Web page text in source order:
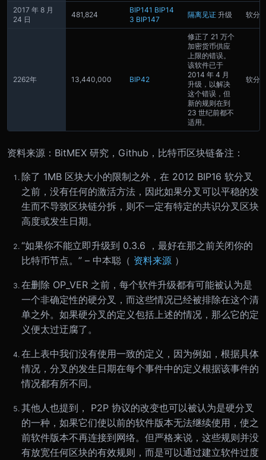
2017 年 8 月
24 日
481,824
BIP141 BIP14
3 BIP147
隔离见证 升级 软分
2262年 13,440,000 BIP42
修正了 21 万个
加密货币供应
上限的错误。
该软件已于
2014 年 4 月
升级，以解决
这个错误，但
新的规则在到
23 世纪前都不
适用。
软分
资料来源：BitMEX 研究，Github，比特币区块链备注：
除了 1MB 区块大小的限制之外，在 2012 BIP16 软分叉
之前，没有任何的激活方法，因此如果分叉可以平稳的发
生而不导致区块链分拆，则不一定有特定的共识分叉区块
高度或发生日期。
“如果你不能立即升级到 0.3.6 ，最好在那之前关闭你的
比特币节点。” – 中本聪（ 资料来源 ）
在删除 OP_VER 之前，每个软件升级都有可能被认为是
一个非确定性的硬分叉，而这些情况已经被排除在这个清
单之外。如果硬分叉的定义包括上述的情况，那么它的定
义便太过迂腐了。
在上表中我们没有使用一致的定义，因为例如，根据具体
情况，分叉的发生日期在每个事件中的定义根据该事件的
情况都有所不同。
其他人也提到， P2P 协议的改变也可以被认为是硬分叉
的一种，如果它们使以前的软件版本无法继续使用，使之
前软件版本不再连接到网络。但严格来说，这些规则并没
有放宽任何区块的有效规则，而是可以通过建立软件过度